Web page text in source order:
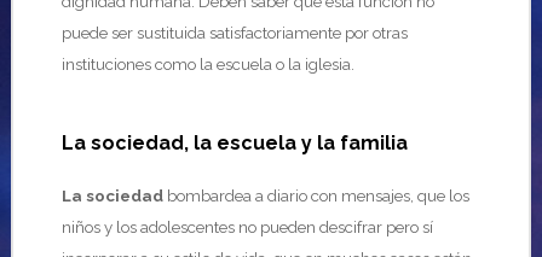
puede ser sustituida satisfactoriamente por otras
instituciones como la escuela o la iglesia.
La sociedad, la escuela y la familia
La sociedadbombardea a diario con mensajes, que los
niños y los adolescentes no pueden descifrar pero sí